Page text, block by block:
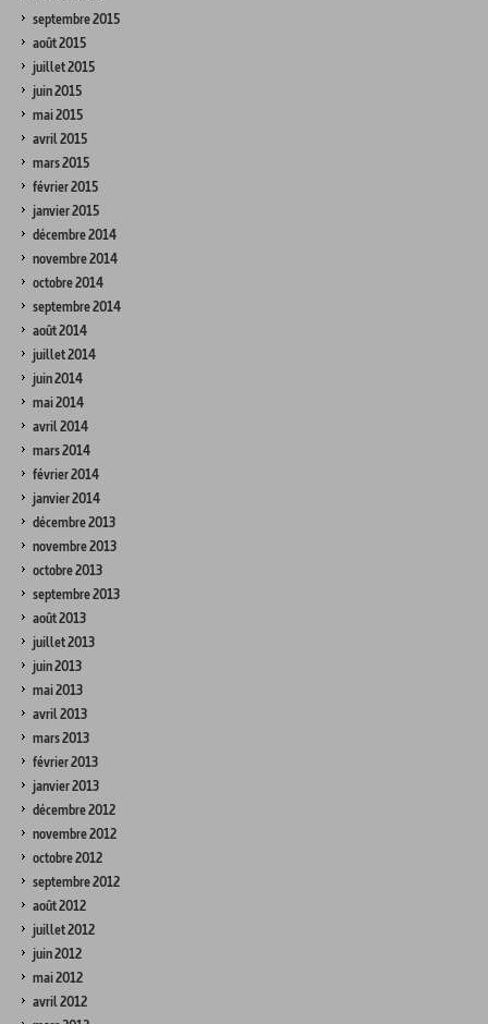
septembre 2015
août 2015
juillet 2015
juin 2015
mai 2015
avril 2015
mars 2015
février 2015
janvier 2015
décembre 2014
novembre 2014
octobre 2014
septembre 2014
août 2014
juillet 2014
juin 2014
mai 2014
avril 2014
mars 2014
février 2014
janvier 2014
décembre 2013
novembre 2013
octobre 2013
septembre 2013
août 2013
juillet 2013
juin 2013
mai 2013
avril 2013
mars 2013
février 2013
janvier 2013
décembre 2012
novembre 2012
octobre 2012
septembre 2012
août 2012
juillet 2012
juin 2012
mai 2012
avril 2012